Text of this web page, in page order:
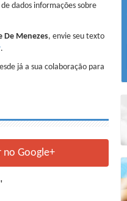
dados informações sobre
De Menezes, envie seu texto
.
já a sua colaboração para
Google+